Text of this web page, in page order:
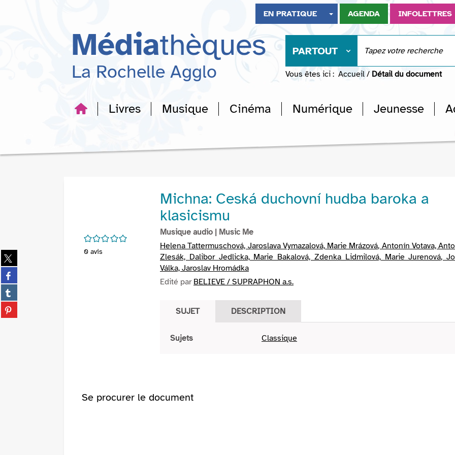
recherche
EN PRATIQUE AGENDA INFOLETTRES
Médiathèques
La Rochelle Agglo
PARTOUT
Vous êtes ici : Accueil / Détail du document
Livres Musique Cinéma Numérique Jeunesse
Partager
sur
twitter
(Nouvelle
fenêtre)
Partager
sur
facebook
(Nouvelle
fenêtre)
Partager
sur
tumblr
Partager
sur
/5
0 avis
Michna: Ceská duchovní hudba baroka a
klasicismu
Musique audio | Music Me
Helena Tattermuschová, Jaroslava Vymazalová, Marie Mrázová, Antonín Votava,
Zlesák, Dalibor Jedlicka, Marie Bakalová, Zdenka Lidmilová, Marie Jurenová,
Válka, Jaroslav Hromádka
Edité par BELIEVE / SUPRAPHON a.s.
SUJET DESCRIPTION
Sujets Classique
Se procurer le document